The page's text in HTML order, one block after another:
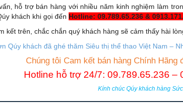
hỗ trợ bán hàng với nhiều năm kinh nghiệm làm
khách khi gọi đến Hotline: 09.789.65.236 &
kết trên, chắc chắn quý khách hàng sẽ cảm thấy hài
Qúy khách đã ghé thăm Siêu thị thể thao Việt Nam –
Chúng tôi Cam kết bán hàng Chính Hãng
Hotline hỗ trợ 24/7: 09.789.65.236 –
Kính chúc Qúy khách hàng